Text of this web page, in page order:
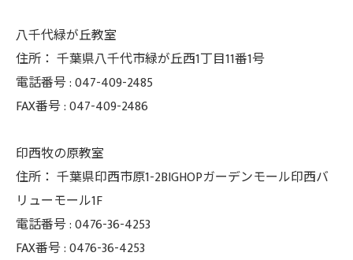
八千代緑が丘教室
住所： 千葉県八千代市緑が丘西1丁目11番1号
電話番号 :047-409-2485
FAX番号 :047-409-2486
印西牧の原教室
住所： 千葉県印西市原1-2BIGHOPガーデンモール印西バ
リューモール1F
電話番号 :0476-36-4253
FAX番号 :0476-36-4253